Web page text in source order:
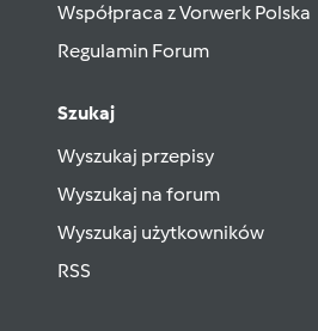
Współpraca z Vorwerk Polska
Regulamin Forum
Szukaj
Wyszukaj przepisy
Wyszukaj na forum
Wyszukaj użytkowników
RSS